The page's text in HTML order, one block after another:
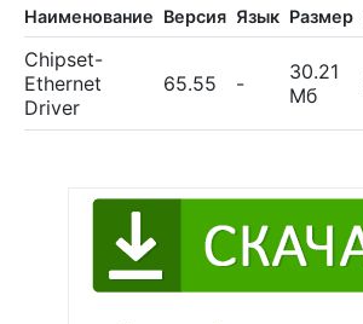
Наименование Версия Язык Размер
Chipset-
Ethernet
Driver
65.55 -
30.21
Мб